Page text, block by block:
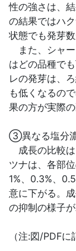
性の強さは、
の結果ではハ
状態でも発芽
また、シャー
はどの品種で
レの発芽は、
も低くなるの
果の方が実際
③異なる塩分
成長の比較は
ツナは、各部
1%、0.3%、
意に下がる。
の抑制の様子
（注:図/PDFに